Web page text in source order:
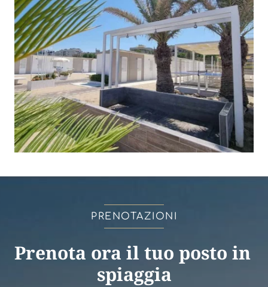
PRENOTAZIONI
Prenota ora il tuo posto in
spiaggia